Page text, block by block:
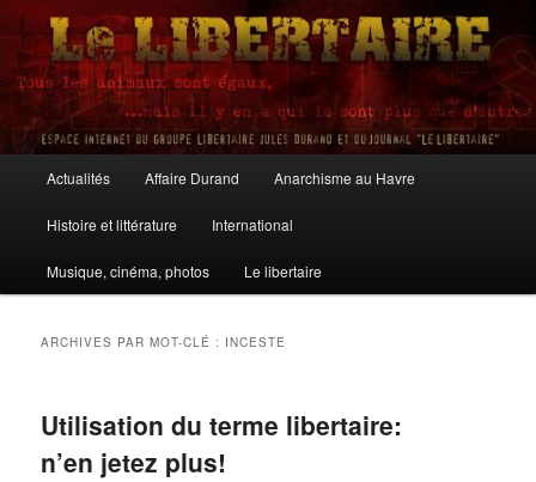
Aller
contenu
principal
Aller
contenu
secondaire
Le Libertaire
principal
Actualités Affaire Durand Anarchisme au Havre
Histoire et littérature International
Musique, cinéma, photos Le libertaire
ARCHIVES PAR MOT-CLÉ : INCESTE
Utilisation du terme libertaire:
n’en jetez plus!